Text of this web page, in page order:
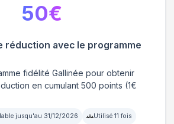
réduction avec le programme
fidélité Gallinée pour obtenir
en cumulant 500 points (1€
jusqu'au 31/12/2026 Utilisé 11 fois
50€